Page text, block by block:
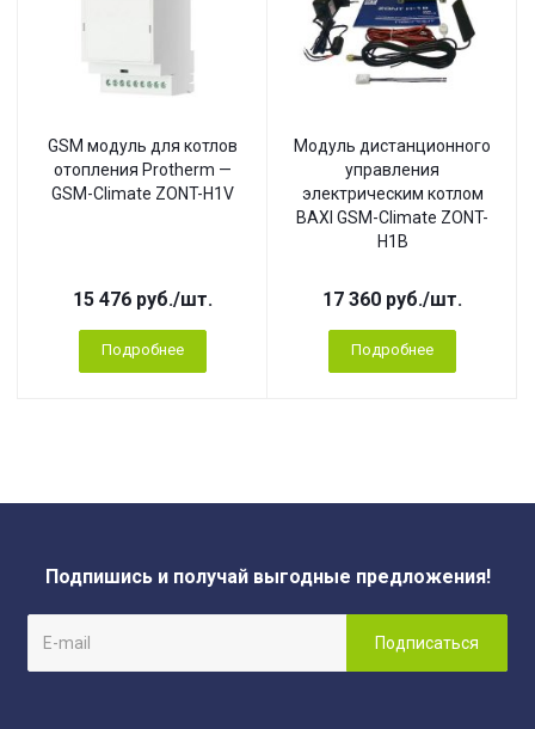
GSM модуль для котлов
отопления Protherm —
GSM-Climate ZONT-H1V
15 476 руб./шт.
Подробнее
Модуль дистанционного
управления
электрическим котлом
BAXI GSM-Climate ZONT-
H1B
17 360 руб./шт.
Подробнее
Подпишись и получай выгодные предложения!